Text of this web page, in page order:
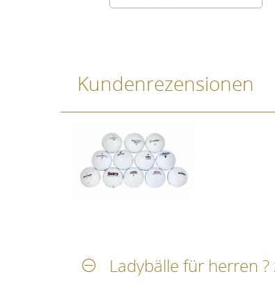
Kundenrezensionen
Ladybälle für herren